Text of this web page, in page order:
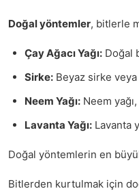
Doğal yöntemler, bitlerle
Çay Ağacı Yağı: Doğal
Sirke: Beyaz sirke
Neem Yağı: Neem
Lavanta Yağı: Lavanta
Doğal yöntemlerin en
Bitlerden kurtulmak için